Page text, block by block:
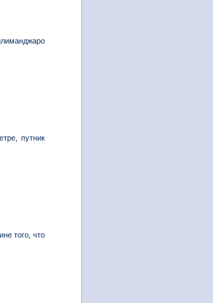
путник
того, что